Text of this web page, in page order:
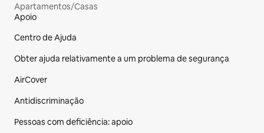
Apartamentos/Casas
Rodapé do site
Apoio
Centro de Ajuda
Obter ajuda relativamente a um problema de segurança
AirCover
Antidiscriminação
Pessoas com deficiência: apoio